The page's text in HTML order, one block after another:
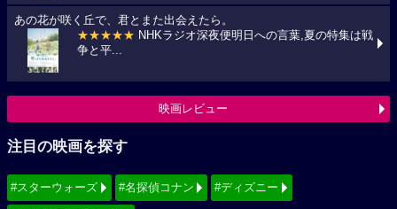
あの花が咲く丘で、君とまた出会えたら。
★★★★★ NHKラジオ深夜便明日への言葉,夏の特集は戦
争と平...
映画レビュー
注目の映画を探す
#スターウォーズ #名探偵コナン #ディズニー